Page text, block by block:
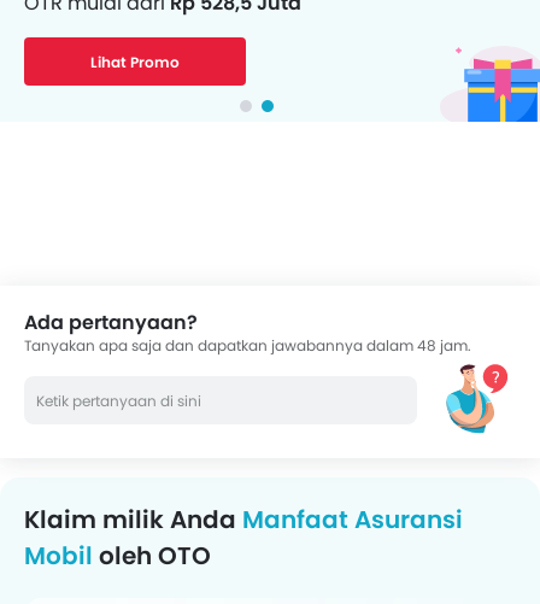
Lihat Promo
Ada pertanyaan?
Tanyakan apa saja dan dapatkan jawabannya dalam 48 jam.
Klaim milik Anda Manfaat Asuransi
Mobil oleh OTO